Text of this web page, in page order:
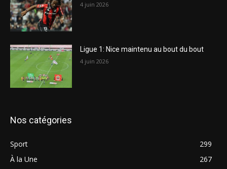
4 juin 2026
Ligue 1: Nice maintenu au bout du bout
4 juin 2026
Nos catégories
Sport
299
À la Une
267